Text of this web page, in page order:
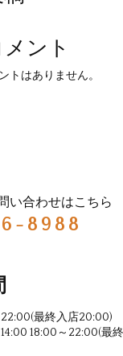
ント
トはありません。
い合わせはこちら
8988
22:00(最終入店20:00)
18:00～22:00(最